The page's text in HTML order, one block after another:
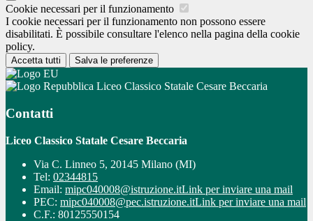
Cookie necessari per il funzionamento
I cookie necessari per il funzionamento non possono essere
disabilitati. È possibile consultare l'elenco nella pagina della cookie
policy.
Accetta tutti Salva le preferenze
Liceo Classico Statale Cesare Beccaria
Contatti
Liceo Classico Statale Cesare Beccaria
Via C. Linneo 5, 20145 Milano (MI)
Tel: 02344815
Email: mipc040008@istruzione.itLink per inviare una mail
PEC: mipc040008@pec.istruzione.itLink per inviare una mail
C.F.: 80125550154